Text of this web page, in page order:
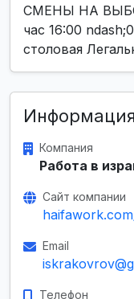
СМЕНЫ НА
час 16:00
столовая
Компания
Работа в
Сайт компании
Email
Телефон